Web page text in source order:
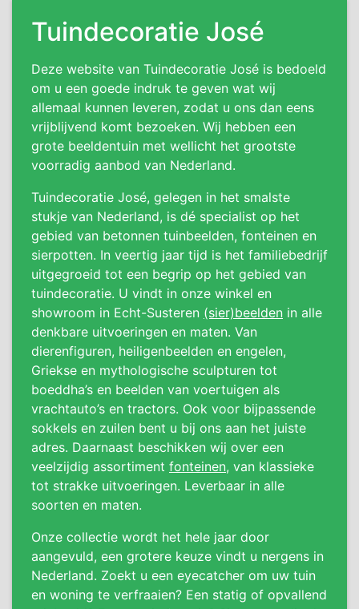
Tuindecoratie José
Deze website van Tuindecoratie José is bedoeld
om u een goede indruk te geven wat wij
allemaal kunnen leveren, zodat u ons dan eens
vrijblijvend komt bezoeken. Wij hebben een
grote beeldentuin met wellicht het grootste
voorradig aanbod van Nederland.
Tuindecoratie José, gelegen in het smalste
stukje van Nederland, is dé specialist op het
gebied van betonnen tuinbeelden, fonteinen en
sierpotten. In veertig jaar tijd is het familiebedrijf
uitgegroeid tot een begrip op het gebied van
tuindecoratie. U vindt in onze winkel en
showroom in Echt-Susteren (sier)beelden in alle
denkbare uitvoeringen en maten. Van
dierenfiguren, heiligenbeelden en engelen,
Griekse en mythologische sculpturen tot
boeddha’s en beelden van voertuigen als
vrachtauto’s en tractors. Ook voor bijpassende
sokkels en zuilen bent u bij ons aan het juiste
adres. Daarnaast beschikken wij over een
veelzijdig assortiment fonteinen, van klassieke
tot strakke uitvoeringen. Leverbaar in alle
soorten en maten.
Onze collectie wordt het hele jaar door
aangevuld, een grotere keuze vindt u nergens in
Nederland. Zoekt u een eyecatcher om uw tuin
en woning te verfraaien? Een statig of opvallend